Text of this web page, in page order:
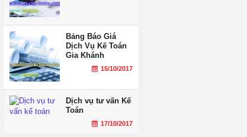
Bảng Báo Giá
Dịch Vụ Kế Toán
Gia Khánh
15/10/2017
Dịch vụ tư vấn Kế
Toán
17/10/2017